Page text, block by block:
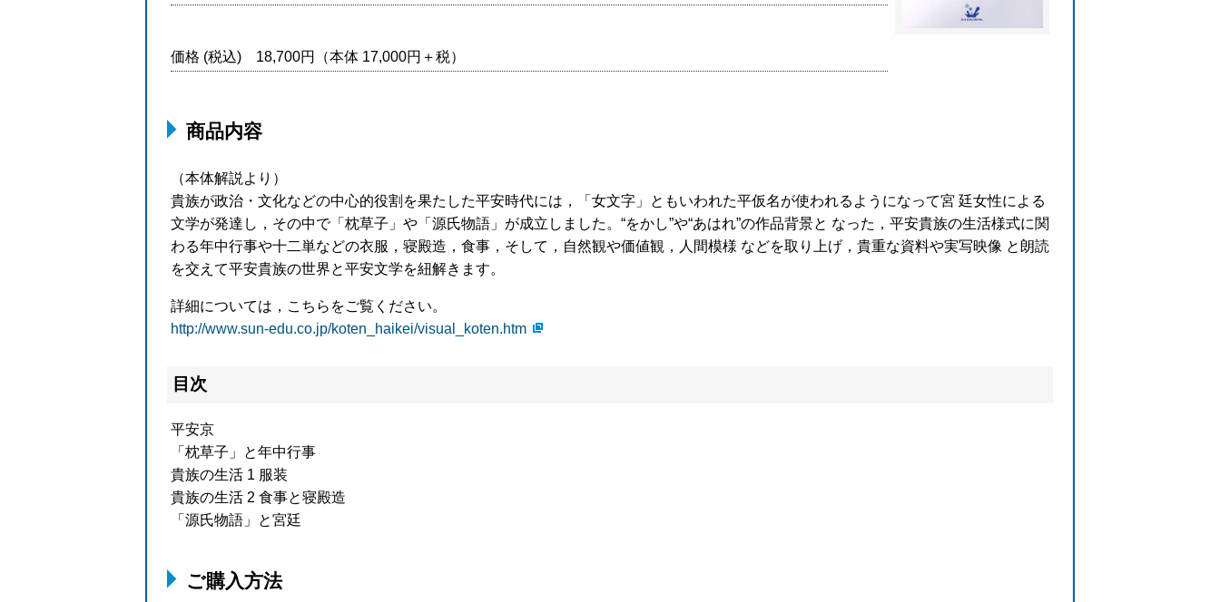
価格 (税込) 18,700円（本体 17,000円＋税）
商品内容
（本体解説より）
貴族が政治・文化などの中心的役割を果たした平安時代には，「女文字」ともいわれた平仮名が使われるようになって宮 廷女性による
文学が発達し，その中で「枕草子」や「源氏物語」が成立しました。“をかし”や“あはれ”の作品背景と なった，平安貴族の生活様式に関
わる年中行事や十二単などの衣服，寝殿造，食事，そして，自然観や価値観，人間模様 などを取り上げ，貴重な資料や実写映像 と朗読
を交えて平安貴族の世界と平安文学を紐解きます。
詳細については，こちらをご覧ください。
http://www.sun-edu.co.jp/koten_haikei/visual_koten.htm
目次
平安京
「枕草子」と年中行事
貴族の生活 1 服装
貴族の生活 2 食事と寝殿造
「源氏物語」と宮廷
ご購入方法